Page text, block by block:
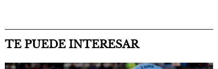
TE PUEDE INTERESAR